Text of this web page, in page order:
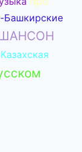
Башкирские
Казахская